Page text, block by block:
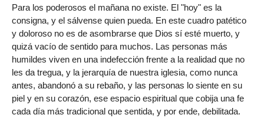
Para los poderosos el mañana no existe. El "hoy" es la
consigna, y el sálvense quien pueda. En este cuadro patético
y doloroso no es de asombrarse que Dios sí esté muerto, y
quizá vacío de sentido para muchos. Las personas más
humildes viven en una indefección frente a la realidad que no
les da tregua, y la jerarquía de nuestra iglesia, como nunca
antes, abandonó a su rebaño, y las personas lo siente en su
piel y en su corazón, ese espacio espiritual que cobija una fe
cada día más tradicional que sentida, y por ende, debilitada.